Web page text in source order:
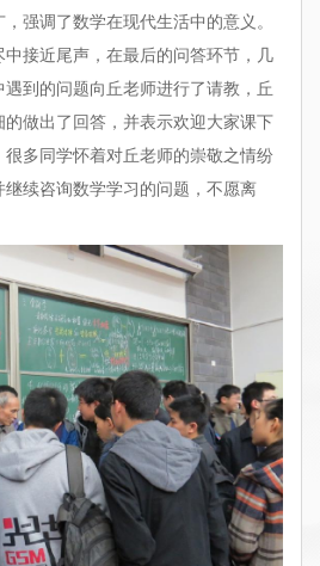
强调了数学在现代生活中的意义。
接近尾声，在最后的问答环节，几
到的问题向丘老师进行了请教，丘
做出了回答，并表示欢迎大家课下
多同学怀着对丘老师的崇敬之情纷
续咨询数学学习的问题，不愿离